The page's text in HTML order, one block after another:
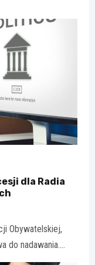
dla Radia
Obywatelskiej,
do nadawania.…